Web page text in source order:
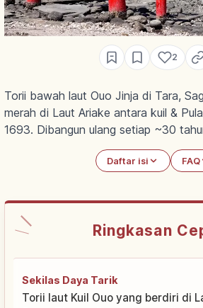
2
Torii bawah laut Ouo Jinja di Tara,
merah di Laut Ariake antara kuil &
1693. Dibangun ulang setiap ~30
Daftar isi FAQ
Ringkasan
Sekilas Daya Tarik
Torii laut Kuil Ouo yang berdiri di